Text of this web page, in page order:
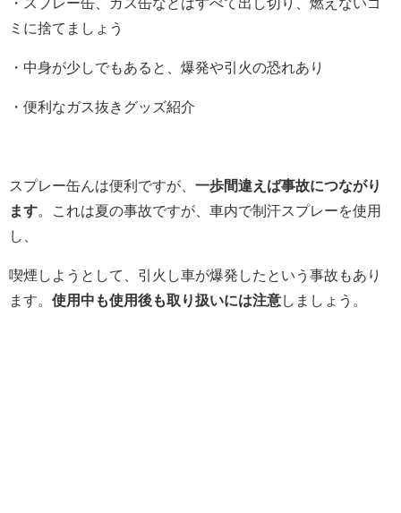
・スプレー缶、ガス缶などはすべて出し切り、燃えないゴ
ミに捨てましょう
・中身が少しでもあると、爆発や引火の恐れあり
・便利なガス抜きグッズ紹介
スプレー缶んは便利ですが、 一歩間違えば事故につながり
ます。これは夏の事故ですが、車内で制汗スプレーを使用
し、
喫煙しようとして、引火し車が爆発したという事故もあり
ます。 使用中も使用後も取り扱いには注意しましょう。